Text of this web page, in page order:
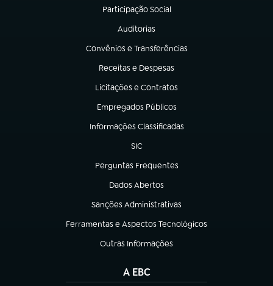
Participação Social
(abre em nova aba)
Auditorias
(abre em nova aba)
Convênios e Transferências
(abre em nova aba)
Receitas e Despesas
(abre em nova aba)
Licitações e Contratos
(abre em nova aba)
Empregados Públicos
(abre em nova aba)
Informações Classificadas
(abre em nova aba)
SIC
(abre em nova aba)
Perguntas Frequentes
(abre em nova aba)
Dados Abertos
(abre em nova aba)
Sanções Administrativas
(abre em nova aba)
Ferramentas e Aspectos Tecnológicos
(abre em nova aba)
Outras Informações
(abre em nova aba)
A EBC